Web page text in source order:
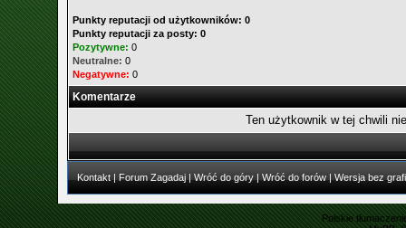
Punkty reputacji od użytkowników: 0
Punkty reputacji za posty: 0
Pozytywne: 0
Neutralne: 0
Negatywne: 0
Komentarze
Ten użytkownik w tej chwili
Kontakt| Forum Zagadaj| Wróć do góry| Wróć do forów| Wersja bez
Polskie